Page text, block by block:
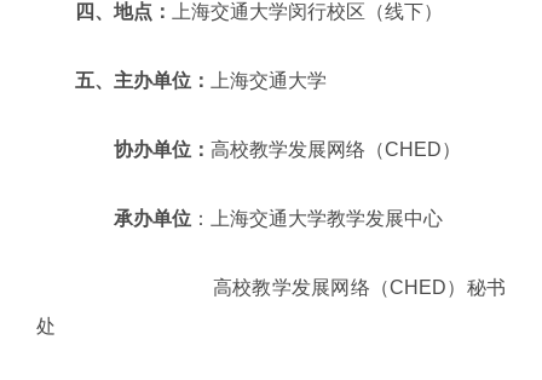
四、地点： 上海交通大学闵行校区（线下）
五、主办单位： 上海交通大学
协办单位： 高校教学发展网络（CHED）
承办单位 ：上海交通大学教学发展中心
高校教学发展网络（CHED）秘书
处